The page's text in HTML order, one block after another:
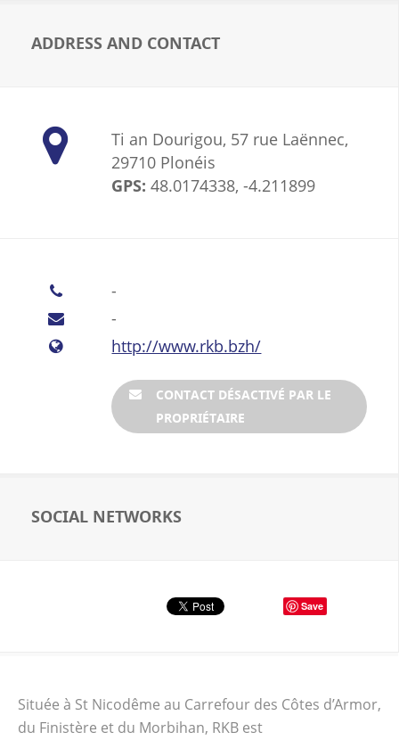
ADDRESS AND CONTACT
Ti an Dourigou, 57 rue Laënnec,
29710 Plonéis
GPS:48.0174338, -4.211899
-
-
http://www.rkb.bzh/
CONTACT DÉSACTIVÉ PAR LE
PROPRIÉTAIRE
SOCIAL NETWORKS
Save
Située à St Nicodême au Carrefour des Côtes d’Armor,
du Finistère et du Morbihan, RKB est